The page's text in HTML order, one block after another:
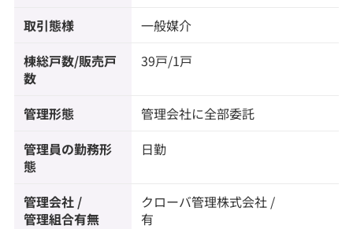
取引態様 一般媒介
棟総戸数/販売戸
数
39戸/1戸
管理形態 管理会社に全部委託
管理員の勤務形
態
日勤
管理会社 /
管理組合有無
クローバ管理株式会社 /
有